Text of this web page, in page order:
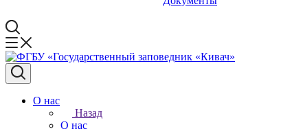
О нас
Назад
О нас